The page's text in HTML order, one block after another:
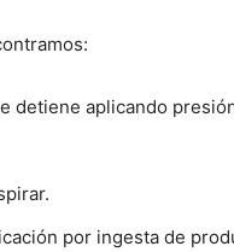
detiene aplicando
por ingesta de